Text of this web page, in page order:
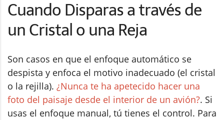
Cuando Disparas a través de
un Cristal o una Reja
Son casos en que el enfoque automático se
despista y enfoca el motivo inadecuado (el cristal
o la rejilla). ¿Nunca te ha apetecido hacer una
foto del paisaje desde el interior de un avión?. Si
usas el enfoque manual, tú tienes el control. Para